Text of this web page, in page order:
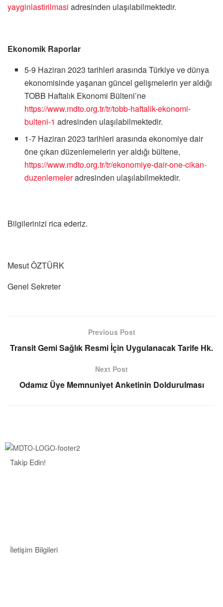
yayginlastirilmasi adresinden ulaşılabilmektedir.
Ekonomik Raporlar
5-9 Haziran 2023 tarihleri arasında Türkiye ve dünya
ekonomisinde yaşanan güncel gelişmelerin yer aldığı
TOBB Haftalık Ekonomi Bülteni’ne
https://www.mdto.org.tr/tr/tobb-haftalik-ekonomi-
bulteni-1 adresinden ulaşılabilmektedir.
1-7 Haziran 2023 tarihleri arasında ekonomiye dair
öne çıkan düzenlemelerin yer aldığı bültene,
https://www.mdto.org.tr/tr/ekonomiye-dair-one-cikan-
duzenlemeleradresinden ulaşılabilmektedir.
Bilgilerinizi rica ederiz.
Mesut ÖZTÜRK
Genel Sekreter
Previous Post
Transit Gemi Sağlık Resmi İçin Uygulanacak Tarife Hk.
Next Post
Odamız Üye Memnuniyet Anketinin Doldurulması
Takip Edin!
İletişim Bilgileri